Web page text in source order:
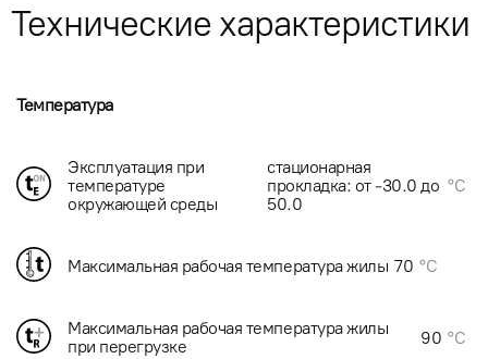
Технические характеристики
Температура
Эксплуатация при
температуре
окружающей среды
стационарная
прокладка: от -30.0 до
50.0
°C
Максимальная рабочая температура жилы 70 °C
Максимальная рабочая температура жилы
при перегрузке
90 °C